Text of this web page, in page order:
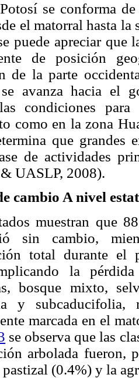
se conforma
el matorral hasta
puede apreciar que
de posición
de la parte
avanza hacia el
condiciones
como en la zona
que grandes
de actividades
UASLP, 2008).
cambio A nivel
muestran que
sin cambio,
total durante el
la
bosque mixto,
y
marcada en el
se observa que las
arbolada fueron,
(0.4%) y la